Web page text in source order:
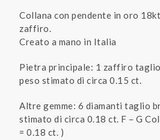
Collana con pendente in oro
zaffiro.
Creato a mano in Italia
Pietra principale: 1 zaffiro
peso stimato di circa 0.15 ct.
Altre gemme: 6 diamanti taglio
stimato di circa 0.18 ct. F – G
= 0.18 ct. )